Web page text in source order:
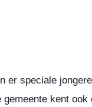
er speciale
kent